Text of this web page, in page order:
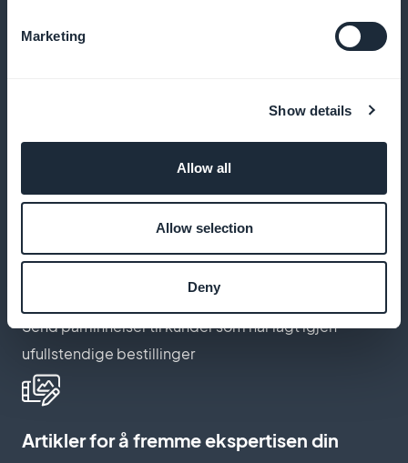
Marketing
Show details
Allow all
Allow selection
Deny
kjøpspreferanser
Vis kun merkevarebildet ditt på applikasjonen
Har du glemt handlekurven din?
Automatisk relansering
Send påminnelser til kunder som har lagt igjen
ufullstendige bestillinger
Artikler for å fremme ekspertisen din